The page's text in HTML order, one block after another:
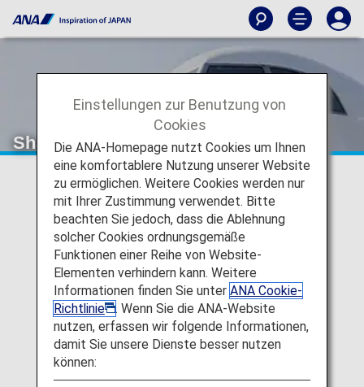
Shandong Airlines (SC)
Codeshare-Informationen für
Shandong Airlines
Services für von ANA durchgeführte Codeshare-Flüge
werden von der durchführenden Fluggesellschaft wie
nachfolgend angegeben erbracht.
Hinweis:In den meisten Fällen gelten die
Geschäftsbedingungen der durchführenden
Fluggesellschaft für Codeshare-Flüge. Weitere
Informationen erhalten Sie zum Zeitpunkt der
Reservierung, oder Sie kontaktieren die durchführende
Einstellungen zur Benutzung von
Cookies
Die ANA-Homepage nutzt Cookies um Ihnen
eine komfortablere Nutzung unserer Website
zu ermöglichen. Weitere Cookies werden nur
mit Ihrer Zustimmung verwendet. Bitte
beachten Sie jedoch, dass die Ablehnung
solcher Cookies ordnungsgemäße
Funktionen einer Reihe von Website-
Elementen verhindern kann. Weitere
Informationen finden Sie unter ANA Cookie-
Richtlinie
. Wenn Sie die ANA-Website
nutzen, erfassen wir folgende Informationen,
damit Sie unsere Dienste besser nutzen
können: